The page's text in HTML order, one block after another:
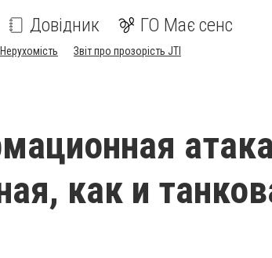
Довідник ГО Має сенс
Нерухомість Звіт про прозорість JTI
как и